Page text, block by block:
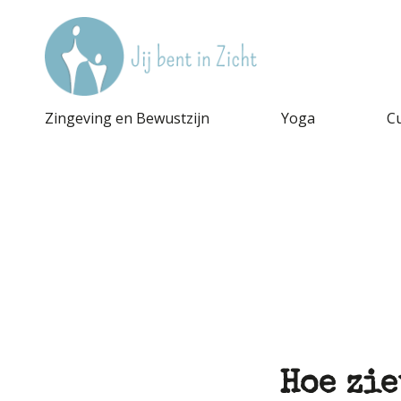
Zingeving en Bewustzijn Yoga
Hoe